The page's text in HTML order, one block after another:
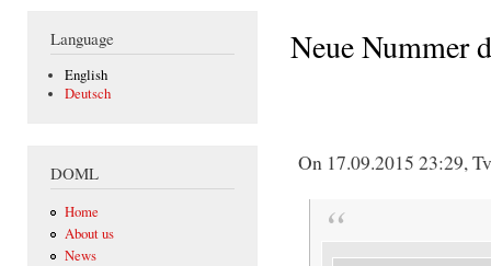
Language
English
Deutsch
DOML
Home
About us
News
Neue Nummer
On 17.09.2015 23:29,